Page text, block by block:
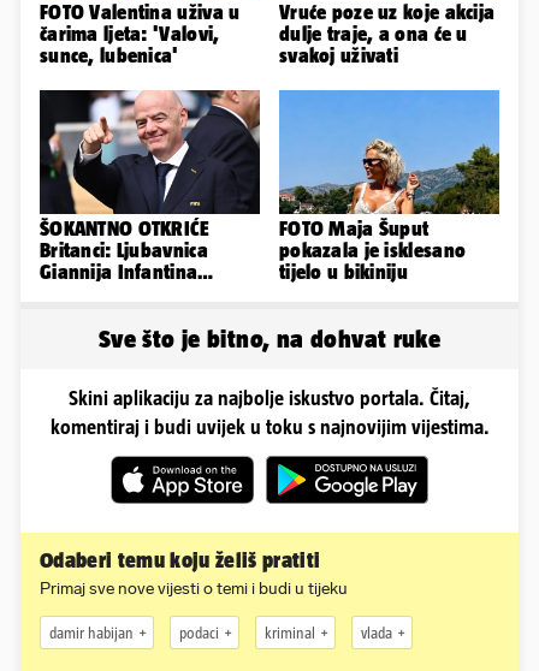
FOTO Valentina uživa u
čarima ljeta: 'Valovi,
sunce, lubenica'
Vruće poze uz koje akcija
dulje traje, a ona će u
svakoj uživati
ŠOKANTNO OTKRIĆE
Britanci: Ljubavnica
Giannija Infantina
FOTO Maja Šuput
pokazala je isklesano
tijelo u bikiniju
Sve što je bitno, na dohvat ruke
Skini aplikaciju za najbolje iskustvo portala. Čitaj,
komentiraj i budi uvijek u toku s najnovijim vijestima.
Odaberi temu koju želiš pratiti
Primaj sve nove vijesti o temi i budi u tijeku
damir habijan podaci kriminal vlada